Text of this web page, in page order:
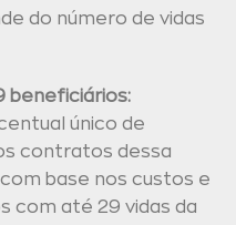
do número de vidas
beneficiários:
único de
contratos dessa
base nos custos e
com até 29 vidas da